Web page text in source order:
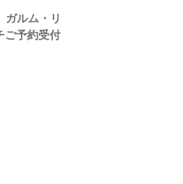
ガルム・リ
ご予約受付